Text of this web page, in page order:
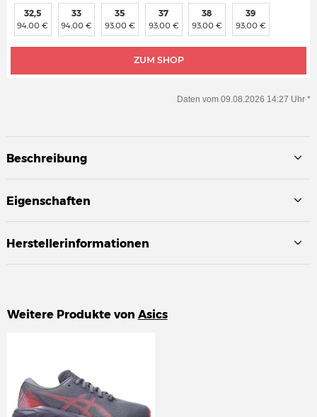
ZUM SHOP
32,5
94,00 €
33
94,00 €
35
93,00 €
37
93,00 €
38
93,00 €
39
93,00 €
Daten vom 09.08.2026 14:27 Uhr *
Beschreibung
Eigenschaften
Herstellerinformationen
Weitere Produkte von Asics